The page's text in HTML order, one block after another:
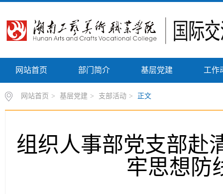
网站首页 部门简介 基层党建 工作
网站首页 > 基层党建 > 支部活动 > 正文
组织人事部党支部赴
牢思想防